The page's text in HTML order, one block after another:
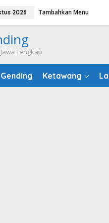
2026 Tambahkan Menu
Lengkap
Gending Ketawang